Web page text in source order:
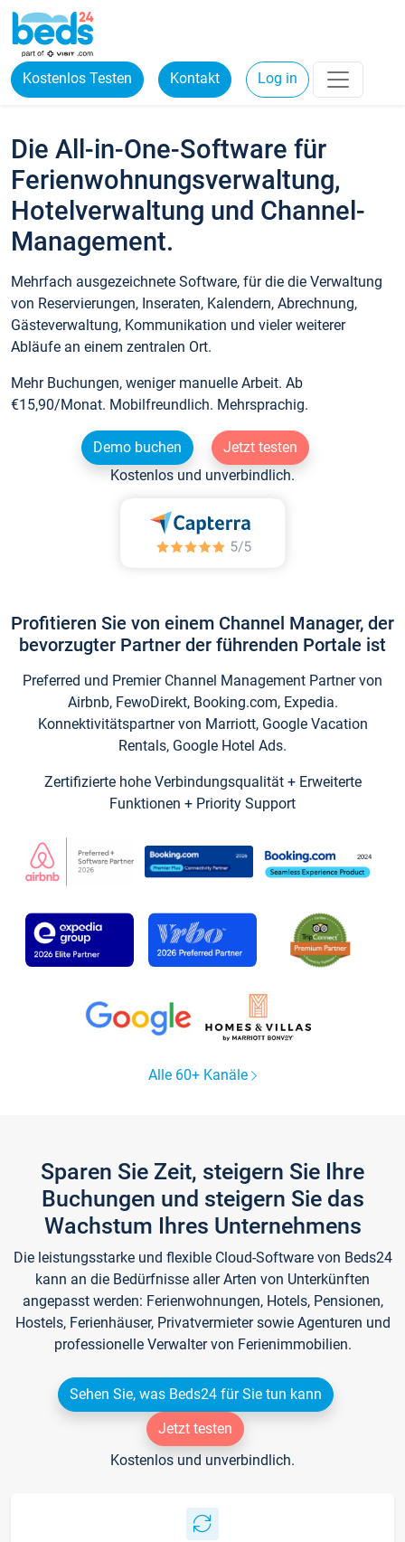
Kostenlos Testen Kontakt Log in
Die All-in-One-Software für
Ferienwohnungsverwaltung,
Hotelverwaltung und Channel-
Management.
Mehrfach ausgezeichnete Software, für die die Verwaltung
von Reservierungen, Inseraten, Kalendern, Abrechnung,
Gästeverwaltung, Kommunikation und vieler weiterer
Abläufe an einem zentralen Ort.
Mehr Buchungen, weniger manuelle Arbeit. Ab
€15,90/Monat. Mobilfreundlich. Mehrsprachig.
Demo buchen
Jetzt testen
Kostenlos und unverbindlich.
Profitieren Sie von einem Channel Manager, der
bevorzugter Partner der führenden Portale ist
Preferred und Premier Channel Management Partner von
Airbnb, FewoDirekt, Booking.com, Expedia.
Konnektivitätspartner von Marriott, Google Vacation
Rentals, Google Hotel Ads.
Zertifizierte hohe Verbindungsqualität + Erweiterte
Funktionen + Priority Support
Alle 60+ Kanäle
Sparen Sie Zeit, steigern Sie Ihre
Buchungen und steigern Sie das
Wachstum Ihres Unternehmens
Die leistungsstarke und flexible Cloud-Software von Beds24
kann an die Bedürfnisse aller Arten von Unterkünften
angepasst werden: Ferienwohnungen, Hotels, Pensionen,
Hostels, Ferienhäuser, Privatvermieter sowie Agenturen und
professionelle Verwalter von Ferienimmobilien.
Sehen Sie, was Beds24 für Sie tun kann
Jetzt testen
Kostenlos und unverbindlich.